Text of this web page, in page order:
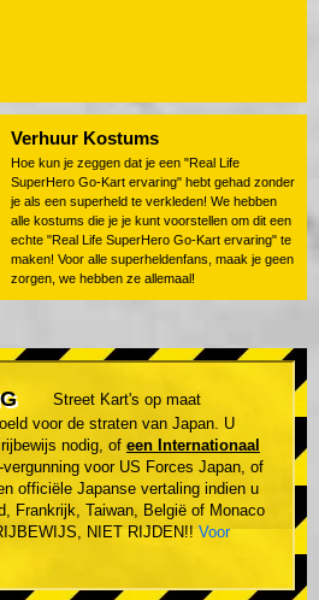
Verhuur Kostums
Hoe kun je zeggen dat je een "Real Life
SuperHero Go-Kart ervaring" hebt gehad zonder
je als een superheld te verkleden! We hebben
alle kostums die je je kunt voorstellen om dit een
echte "Real Life SuperHero Go-Kart ervaring" te
maken! Voor alle superheldenfans, maak je geen
zorgen, we hebben ze allemaal!
Street Kart's op maat
voor de straten van Japan. U
nodig, of een Internationaal
voor US Forces Japan, of
officiële Japanse vertaling indien u
Frankrijk, Taiwan, België of Monaco
NIET RIJDEN!! Voor